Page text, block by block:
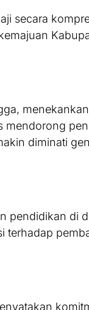
secara
mendorong
diminati
pendidikan di
terhadap